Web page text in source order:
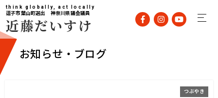
think globally, act locally
逗子市葉山町選出 神奈川県議会議員
近藤だいすけ
お知らせ・ブログ
つぶやき